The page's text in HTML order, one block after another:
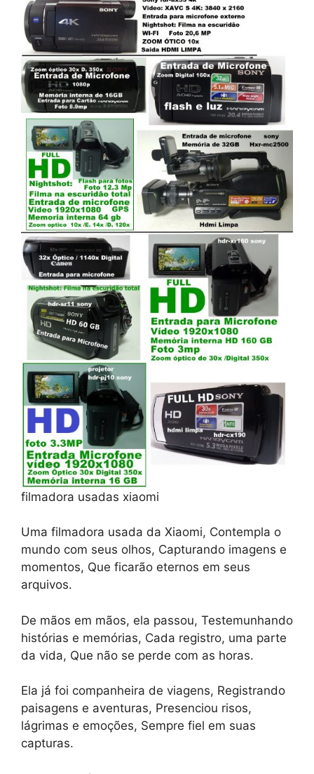
filmadora usadas xiaomi
Uma filmadora usada da Xiaomi, Contempla o
mundo com seus olhos, Capturando imagens e
momentos, Que ficarão eternos em seus
arquivos.
De mãos em mãos, ela passou, Testemunhando
histórias e memórias, Cada registro, uma parte
da vida, Que não se perde com as horas.
Ela já foi companheira de viagens, Registrando
paisagens e aventuras, Presenciou risos,
lágrimas e emoções, Sempre fiel em suas
capturas.